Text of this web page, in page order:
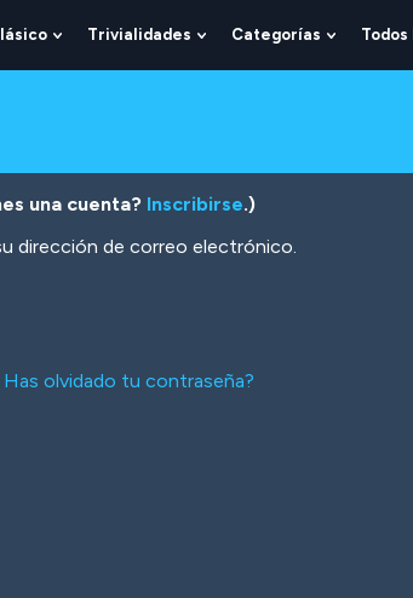
Show
Submenu
Trivialidades
Show
Submenu
Categorías
Show
Todos
una cuenta? Inscribirse.)
dirección de correo electrónico.
Has olvidado tu contraseña?